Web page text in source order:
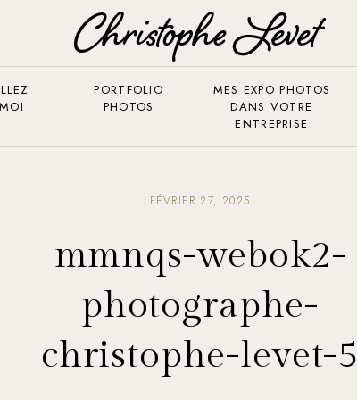
PORTFOLIO
PHOTOS
MES EXPO PHOTOS
DANS VOTRE
ENTREPRISE
FÉVRIER 27, 2025
mmnqs-webok2-
photographe-
christophe-levet-5